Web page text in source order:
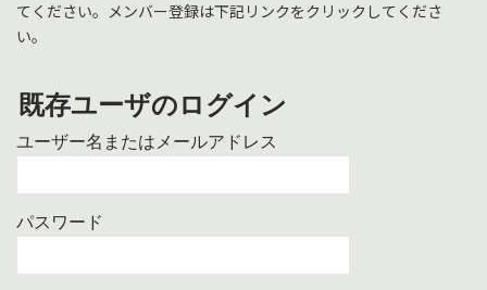
てください。メンバー登録は下記リンクをクリックしてくださ
い。
既存ユーザのログイン
ユーザー名またはメールアドレス
パスワード